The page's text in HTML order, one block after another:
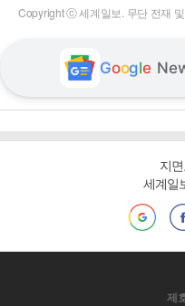
Copyright ⓒ 세계일보. 무단 전재
Google
지
세계일
제